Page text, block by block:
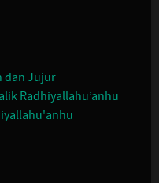
dan Jujur
Radhiyallahu’anhu